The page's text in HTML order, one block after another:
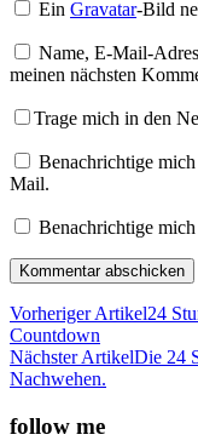
EinGravatar-Bild
Name, E-Mail-
meinen nächsten
Trage mich in den
Benachrichtige
Mail.
Benachrichtige
Vorheriger Artikel24
Countdown
Nächster ArtikelDie 24
Nachwehen.
follow me